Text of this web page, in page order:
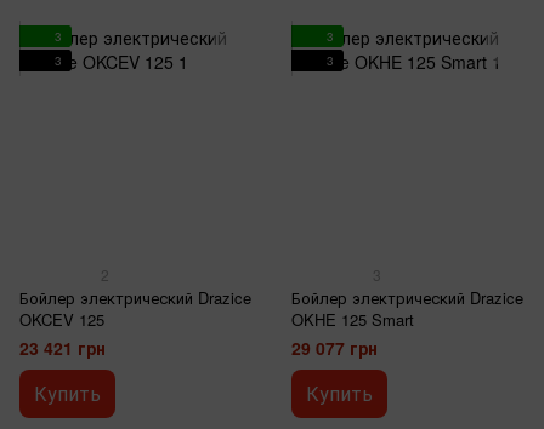
3
3
2
Бойлер электрический Drazice
OKCEV 125
23 421 грн
Купить
3
3
3
Бойлер электрический Drazice
OKHE 125 Smart
29 077 грн
Купить